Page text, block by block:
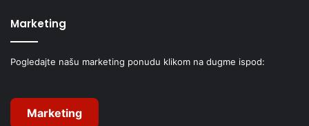
Marketing
Pogledajte našu marketing ponudu klikom na dugme ispod:
Marketing